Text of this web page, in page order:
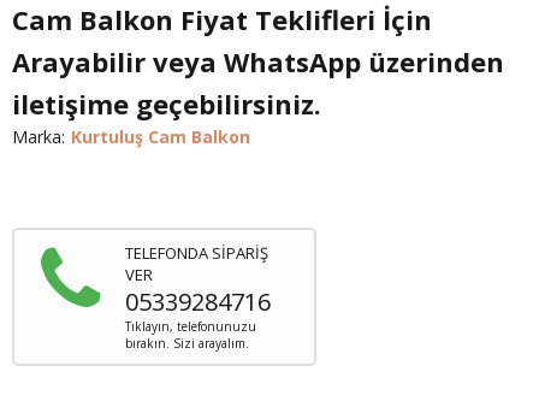
Cam Balkon Fiyat Teklifleri İçin
Arayabilir veya WhatsApp üzerinden
iletişime geçebilirsiniz.
Marka: Kurtuluş Cam Balkon
TELEFONDA SİPARİŞ
VER
05339284716
Tıklayın, telefonunuzu
bırakın. Sizi arayalım.